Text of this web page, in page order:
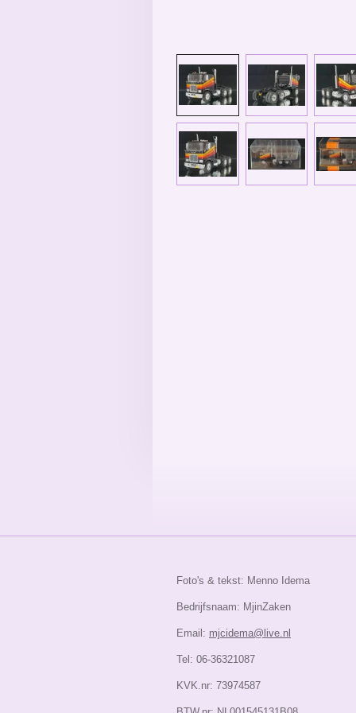
Foto's & tekst: Menno Idema
Bedrijfsnaam: MjinZaken
Email: mjcidema@live.nl
Tel: 06-36321087
KVK.nr: 73974587